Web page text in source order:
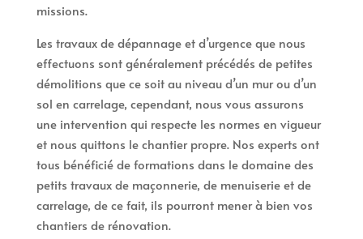
missions.
Les travaux de dépannage et d’urgence que nous
effectuons sont généralement précédés de petites
démolitions que ce soit au niveau d’un mur ou d’un
sol en carrelage, cependant, nous vous assurons
une intervention qui respecte les normes en vigueur
et nous quittons le chantier propre. Nos experts ont
tous bénéficié de formations dans le domaine des
petits travaux de maçonnerie, de menuiserie et de
carrelage, de ce fait, ils pourront mener à bien vos
chantiers de rénovation.